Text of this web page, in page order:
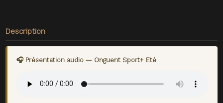
Description
🎧 Présentation audio — Onguent Sport+ Eté